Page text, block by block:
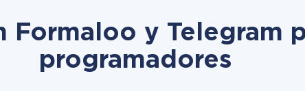
Formaloo y Telegram
programadores